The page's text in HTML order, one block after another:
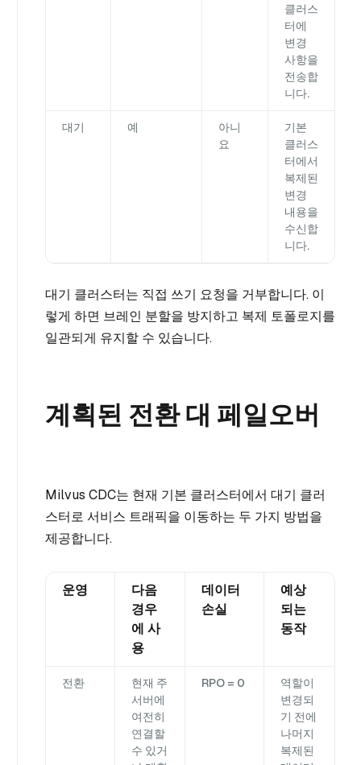
클러스
터에
변경
사항을
전송합
니다.
대기 예
아니
요
기본
클러스
터에서
복제된
변경
내용을
수신합
니다.
대기 클러스터는 직접 쓰기 요청을 거부합니다. 이
렇게 하면 브레인 분할을 방지하고 복제 토폴로지를
일관되게 유지할 수 있습니다.
계획된 전환 대 페일오버
Milvus CDC는 현재 기본 클러스터에서 대기 클러
스터로 서비스 트래픽을 이동하는 두 가지 방법을
제공합니다.
운영
다음
경우
에 사
용
데이터
손실
예상
되는
동작
전환
현재 주
서버에
여전히
연결할
수 있거
RPO = 0
역할이
변경되
기 전에
나머지
복제된